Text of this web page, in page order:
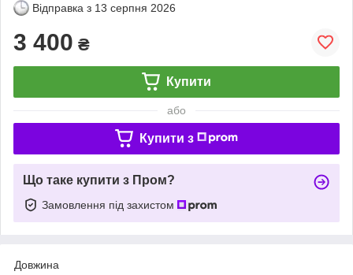
Відправка з 13 серпня 2026
3 400 ₴
Купити
або
Купити з
Що таке купити з Пром?
Замовлення під захистом
Довжина